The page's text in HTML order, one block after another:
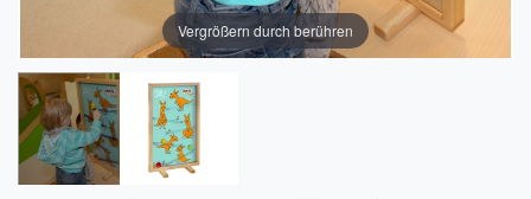
Vergrößern durch berühren